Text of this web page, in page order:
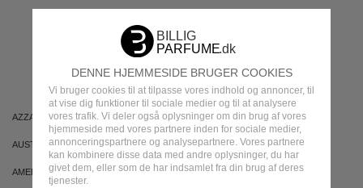
DENNE HJEMMESIDE BRUGER COOKIES
Vi bruger cookies til at tilpasse vores indhold og annoncer, til
at vise dig funktioner til sociale medier og til at analysere
vores trafik. Vi deler også oplysninger om din brug af vores
hjemmeside med vores partnere inden for sociale medier,
annonceringspartnere og analysepartnere. Vores partnere
kan kombinere disse data med andre oplysninger, du har
givet dem, eller som de har indsamlet fra din brug af deres
tjenester.
MEST POPULÆRE
MÆRKER
AZZARO ARIANA GRANDE
AUSTRALIAN GOLD AUSTRALIAN BODYCARE
AMERICAN CREW ARMAF